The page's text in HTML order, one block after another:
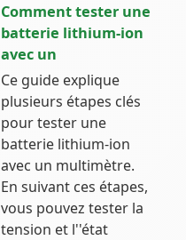
Comment tester une
batterie lithium-ion
avec un
Ce guide explique
plusieurs étapes clés
pour tester une
batterie lithium-ion
avec un multimètre.
En suivant ces étapes,
vous pouvez tester la
tension et l''état